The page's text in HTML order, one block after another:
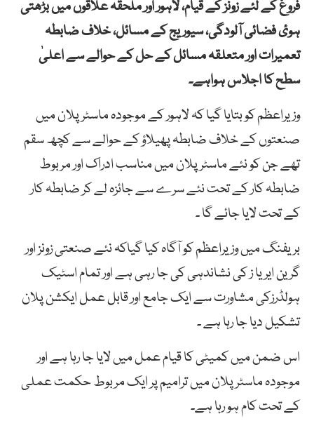
فروغ کے لئے زونز کے قیام، لاہور اور ملحقہ علاقوں میں بڑھتی
ہوئ فضائی آلودگی، سیوریج کے مسائل، خلاف ضابطہ
تعمیرات اور متعلقہ مسائل کے حل کے حوالے سے اعلیٰ
سطح کا اجلاس ہواہے۔
وزیراعظم کو بتایا گیا کہ لاہور کے موجودہ ماسٹر پلان میں
صنعتوں کے خلاف ضابطہ پھیلاؤ کے حوالے سے کچھ سقم
تھے جن کو نئے ماسٹر پلان میں مناسب ادراک اور مربوط
ضابطہ کار کے تحت نئے سرے سے جائزہ لے کر ضابطہ کار
کے تحت لایا جائے گا ۔
بریفنگ میں وزیراعظم کو آگاہ کیا گیاکہ نئے صنعتی زونز اور
گرین ایریا ز کی نشاندہی کی جا رہی ہے اور تمام اسٹیک
ہولڈرزکی مشاورت سے ایک جامع اور قابل عمل ایکشن پلان
تشکیل دیا جا رہا ہے ۔
اس ضمن میں کمیٹی کا قیام عمل میں لایا جا رہا ہے اور
موجودہ ماسٹر پلان میں ترامیم پر ایک مربوط حکمت عملی
کے تحت کام ہو رہا ہے۔